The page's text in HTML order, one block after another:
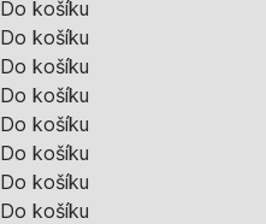
Do košíku
Do košíku
Do košíku
Do košíku
Do košíku
Do košíku
Do košíku
Do košíku